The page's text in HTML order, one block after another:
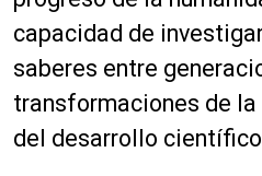
capacidad de
saberes entre
transformaciones de la
del desarrollo